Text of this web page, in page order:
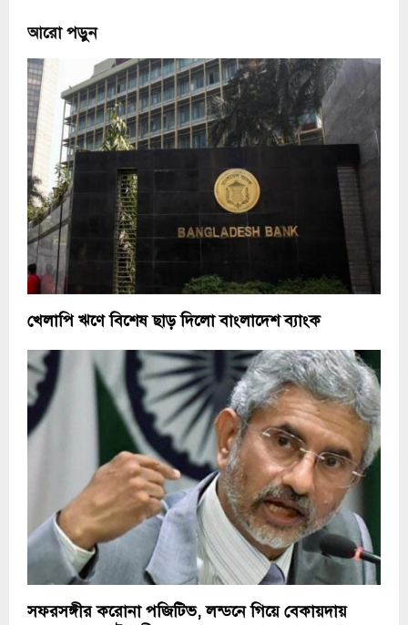
আরো পড়ুন
খেলাপি ঋণে বিশেষ ছাড় দিলো বাংলাদেশ ব্যাংক
সফরসঙ্গীর করোনা পজিটিভ, লন্ডনে গিয়ে বেকায়দায়